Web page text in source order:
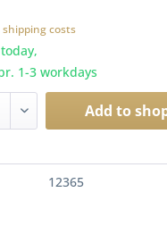
shipping costs
1-3 workdays
Add to
12365